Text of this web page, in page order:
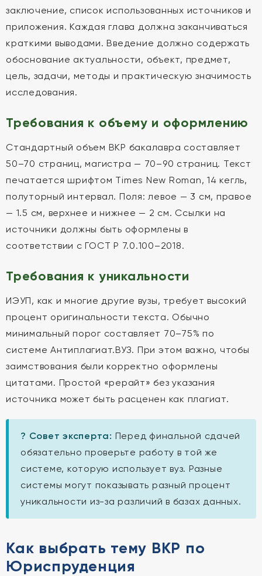
заключение, список использованных источников и
приложения. Каждая глава должна заканчиваться
краткими выводами. Введение должно содержать
обоснование актуальности, объект, предмет,
цель, задачи, методы и практическую значимость
исследования.
Требования к объему и оформлению
Стандартный объем ВКР бакалавра составляет
50–70 страниц, магистра — 70–90 страниц. Текст
печатается шрифтом Times New Roman, 14 кегль,
полуторный интервал. Поля: левое — 3 см, правое
— 1.5 см, верхнее и нижнее — 2 см. Ссылки на
источники должны быть оформлены в
соответствии с ГОСТ Р 7.0.100–2018.
Требования к уникальности
ИЭУП, как и многие другие вузы, требует высокий
процент оригинальности текста. Обычно
минимальный порог составляет 70–75% по
системе Антиплагиат.ВУЗ. При этом важно, чтобы
заимствования были корректно оформлены
цитатами. Простой «рерайт» без указания
источника может быть расценен как плагиат.
? Совет эксперта: Перед финальной сдачей
обязательно проверьте работу в той же
системе, которую использует вуз. Разные
системы могут показывать разный процент
уникальности из-за различий в базах данных.
Как выбрать тему ВКР по
Юриспруденция